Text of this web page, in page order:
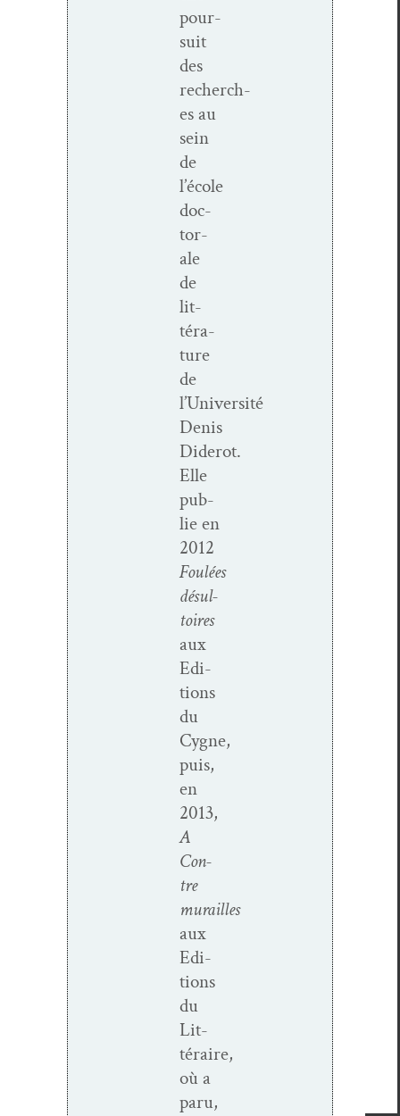
pour­
suit
des
recherch­
es au
sein
de
l’école
doc­
tor­
ale
de
lit­
téra­
ture
de
l’Université
Denis
Diderot.
Elle
pub­
lie en
2012
Foulées
désul­
toires
aux
Edi­
tions
du
Cygne,
puis,
en
2013,
A
Con­
tre
murailles
aux
Edi­
tions
du
Lit­
téraire,
où a
paru,